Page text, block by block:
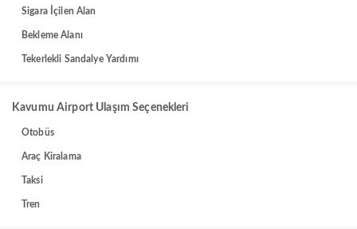
Sigara İçilen Alan
Bekleme Alanı
Tekerlekli Sandalye Yardımı
Kavumu Airport Ulaşım Seçenekleri
Otobüs
Araç Kiralama
Taksi
Tren